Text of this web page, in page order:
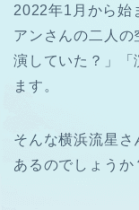
2022年1月から始
アンさんの二人
演していた？」「
ます。
そんな横浜流星
あるのでしょうか